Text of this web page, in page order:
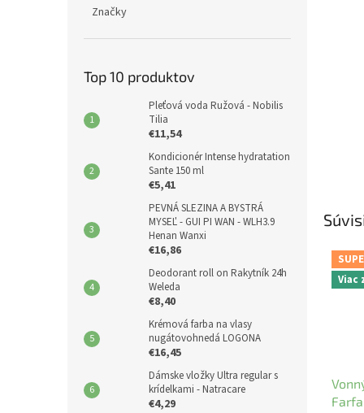
Značky
Top 10 produktov
Pleťová voda Ružová - Nobilis
Tilia
€11,54
Kondicionér Intense hydratation
Sante 150 ml
€5,41
PEVNÁ SLEZINA A BYSTRÁ
MYSEĽ - GUI PI WAN - WLH3.9
Henan Wanxi
€16,86
Deodorant roll on Rakytník 24h
Weleda
€8,40
Krémová farba na vlasy
nugátovohnedá LOGONA
€16,45
Dámske vložky Ultra regular s
krídelkami - Natracare
€4,29
Viac